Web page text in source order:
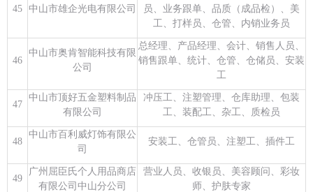
45 中山市雄企光电有限公司
员、业务跟单、品质（成品检）、美
工、打样员、仓管、内销业务员
46
中山市奥肯智能科技有限
公司
总经理、产品经理、会计、销售人员、
销售跟单、统计、仓管、仓储员、安装
工
47
中山市顶好五金塑料制品
有限公司
冲压工、注塑管理、仓库助理、包装
工、装配工、杂工、质检员
48
中山市百利威灯饰有限公
司
安装工、仓管员、注塑工、插件工
49
广州屈臣氏个人用品商店
有限公司中山分公司
营业人员、收银员、美容顾问、彩妆
师、护肤专家